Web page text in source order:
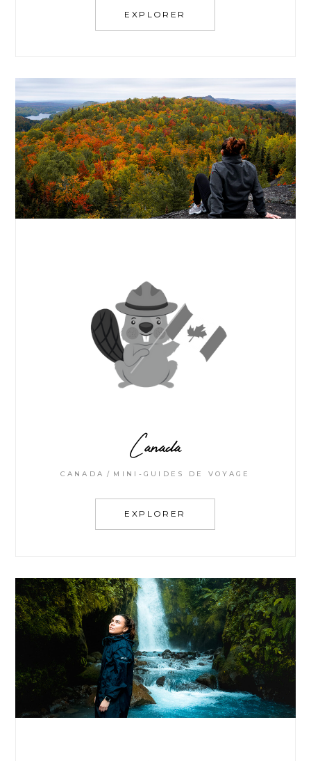
EXPLORER
Canada
CANADA MINI-GUIDES DE VOYAGE
EXPLORER